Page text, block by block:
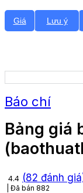
Giá Lưu ý
Báo chí
Bảng giá
4.4 (82 đánh
Đã bán 882